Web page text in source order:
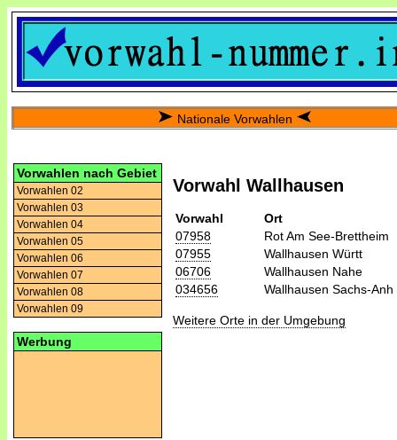
Nationale Vorwahlen
Vorwahlen nach Gebiet
Vorwahlen 02
Vorwahlen 03
Vorwahlen 04
Vorwahlen 05
Vorwahlen 06
Vorwahlen 07
Vorwahlen 08
Vorwahlen 09
Werbung
Vorwahl Wallhausen
Vorwahl
Ort
07958
Rot Am See-Brettheim
07955
Wallhausen Württ
06706
Wallhausen Nahe
034656
Wallhausen Sachs-Anh
Weitere Orte in der Umgebung